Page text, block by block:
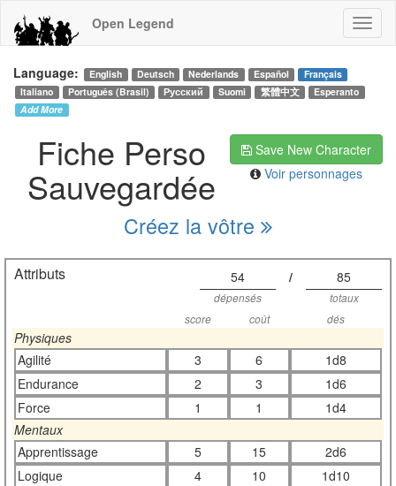
Open Legend
Language: English Deutsch Nederlands Español
Français
Italiano
Português (Brasil) Русский Suomi 繁體中文
Esperanto
Add More
Save New Character
Voir personnages
Fiche Perso
Sauvegardée
Créez la vôtre
Attributs 54 / 85
dépensés
totaux
score
coût dés
Physiques
Agilité
3 6
1d8
Endurance
2 3
1d6
Force
1 1
1d4
Mentaux
Apprentissage
5 15
2d6
Logique
4 10
1d10